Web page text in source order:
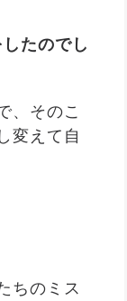
たのでし
、そのこ
変えて自
ちのミス